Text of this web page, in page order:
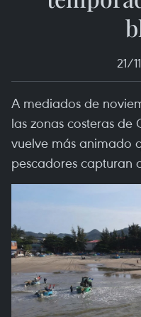
21/
A mediados de
las zonas costeras de
vuelve más animado
pescadores capturan